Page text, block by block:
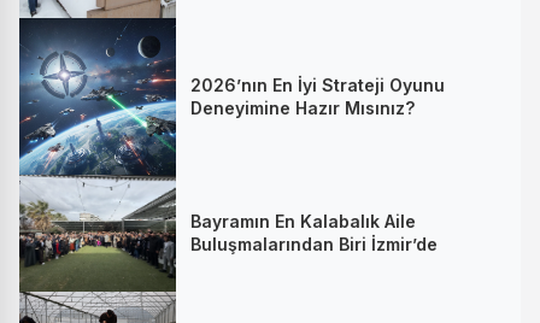
2026’nın En İyi Strateji Oyunu
Deneyimine Hazır Mısınız?
Bayramın En Kalabalık Aile
Buluşmalarından Biri İzmir’de